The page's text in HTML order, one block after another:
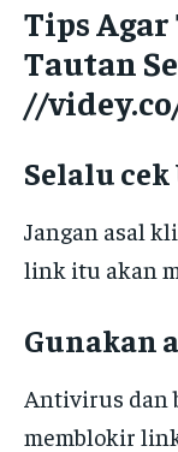
Tips
Tautan
//
Selalu
Jangan asal
link itu akan
Gunakan
Antivirus dan
memblokir